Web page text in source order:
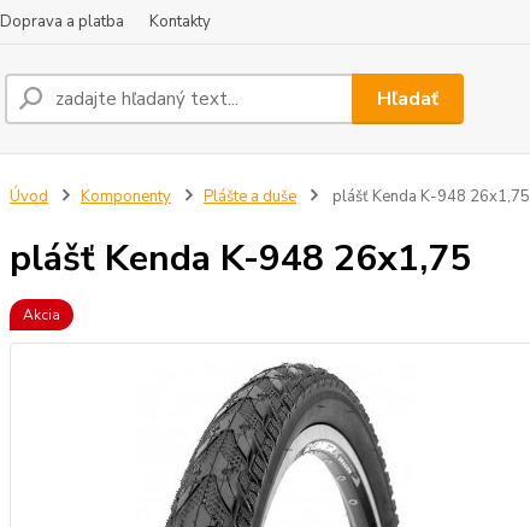
Doprava a platba Kontakty
Hľadať
Úvod Komponenty Plášte a duše plášť Kenda K-948 26x1,75
plášť Kenda K-948 26x1,75
Akcia